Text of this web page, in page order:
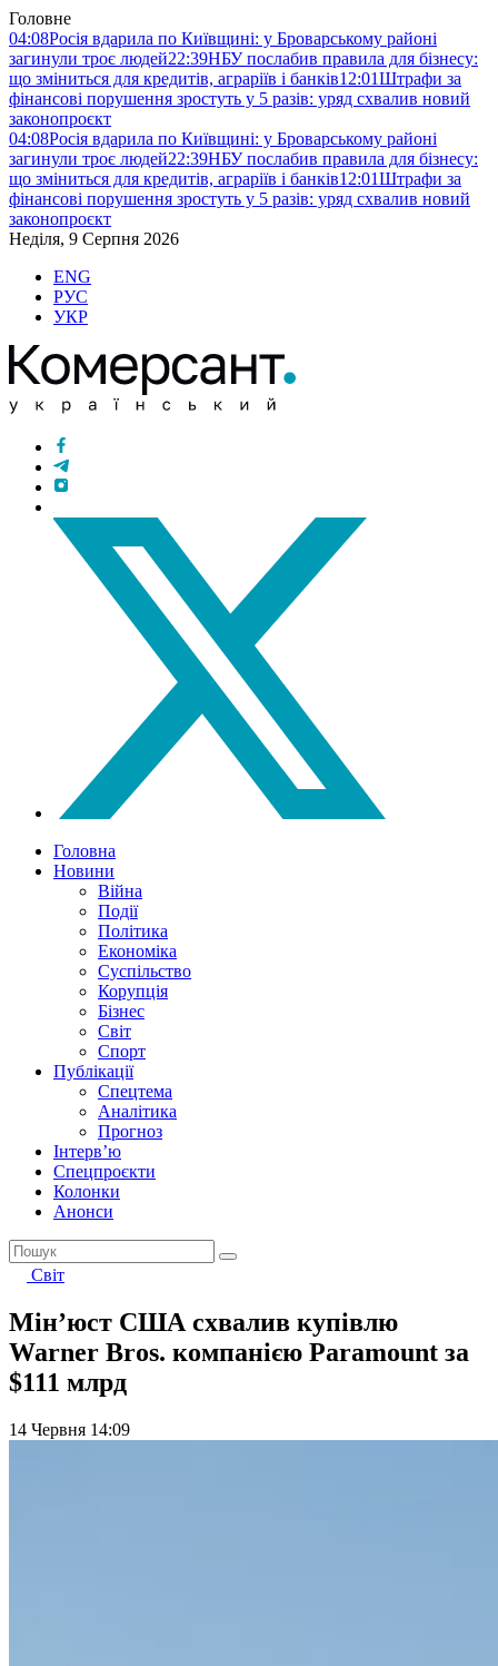
Головне
04:08Росія вдарила по Київщині: у Броварському районі
загинули троє людей22:39НБУ послабив правила для бізнесу:
що зміниться для кредитів, аграріїв і банків12:01Штрафи за
фінансові порушення зростуть у 5 разів: уряд схвалив новий
законопроєкт
04:08Росія вдарила по Київщині: у Броварському районі
загинули троє людей22:39НБУ послабив правила для бізнесу:
що зміниться для кредитів, аграріїв і банків12:01Штрафи за
фінансові порушення зростуть у 5 разів: уряд схвалив новий
законопроєкт
Неділя, 9 Серпня 2026
ENG
РУС
УКР
Головна
Новини
Війна
Події
Політика
Економіка
Суспільство
Корупція
Бізнес
Світ
Спорт
Публікації
Спецтема
Аналітика
Прогноз
Інтерв’ю
Спецпроєкти
Колонки
Анонси
Світ
Мінʼюст США схвалив купівлю
Warner Bros. компанією Paramount за
$111 млрд
14 Червня 14:09